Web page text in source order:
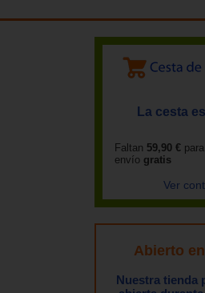
La cesta
Faltan 59,90 €
envío gratis
Ver
Abierto
Nuestra tienda